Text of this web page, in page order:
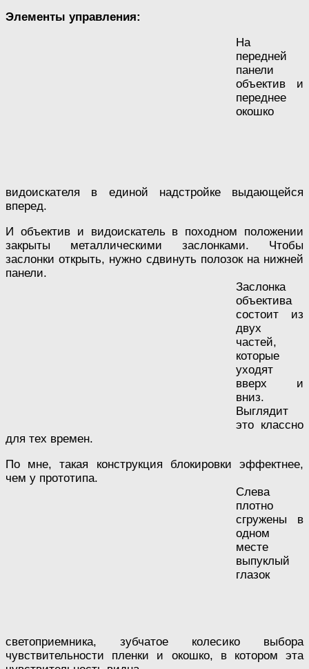
Элементы управления:
На
передней
панели
объектив и
переднее
окошко
видоискателя в единой надстройке выдающейся
вперед.
И объектив и видоискатель в походном положении
закрыты металлическими заслонками. Чтобы
заслонки открыть, нужно сдвинуть полозок на нижней
панели.
Заслонка
объектива
состоит из
двух
частей,
которые
уходят
вверх и
вниз.
Выглядит
это классно
для тех времен.
По мне, такая конструкция блокировки эффектнее,
чем у прототипа.
Слева
плотно
сгружены в
одном
месте
выпуклый
глазок
светоприемника, зубчатое колесико выбора
чувствительности пленки и окошко, в котором эта